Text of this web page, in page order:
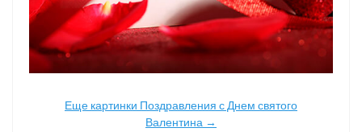
Еще картинки Поздравления с Днем святого
Валентина →